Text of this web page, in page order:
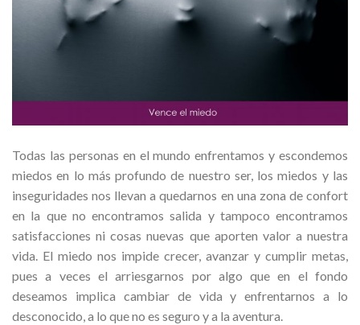
Todas las personas en el mundo enfrentamos y escondemos
miedos en lo más profundo de nuestro ser, los miedos y las
inseguridades nos llevan a quedarnos en una zona de confort
en la que no encontramos salida y tampoco encontramos
satisfacciones ni cosas nuevas que aporten valor a nuestra
vida. El miedo nos impide crecer, avanzar y cumplir metas,
pues a veces el arriesgarnos por algo que en el fondo
deseamos implica cambiar de vida y enfrentarnos a lo
desconocido, a lo que no es seguro y a la aventura.